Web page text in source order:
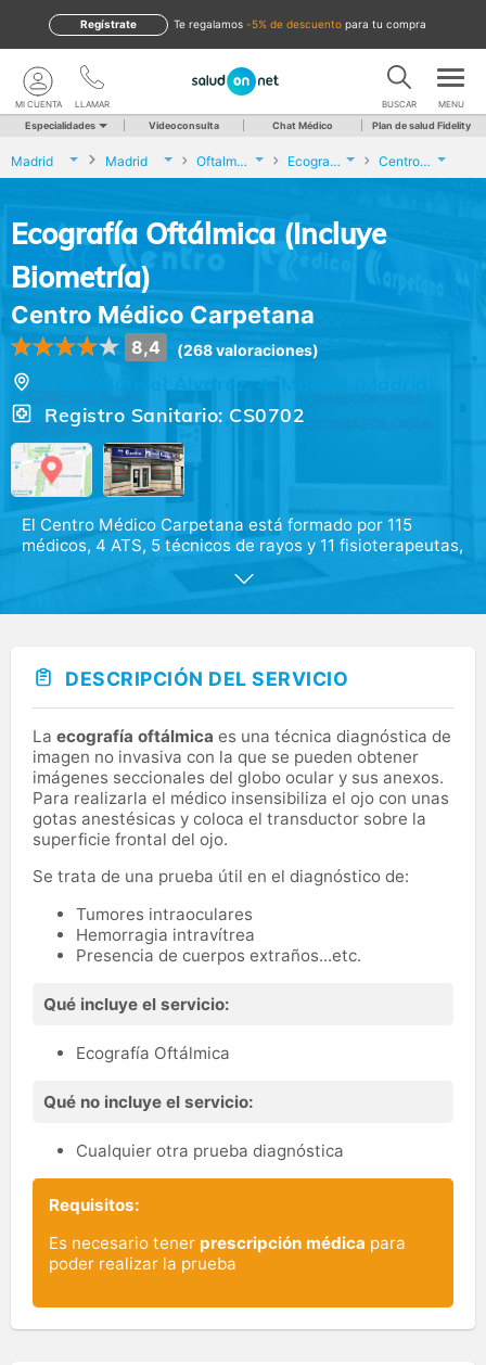
te regalamos -5% de descuento para tu compra
Regístrate
LLAMAR
MI CUENTA BUSCAR MENU
Especialidades Videoconsulta Chat Médico Plan de salud Fidelity
Madrid Madrid Oftalmología Ecografía Oftálmica (Incluye Biometría) Centro Médico Carpetana
Ecografía Oftálmica (Incluye
Biometría)
Centro Médico Carpetana
8,4 (268 valoraciones)
Calle Manuel Álvarez, 4, Madrid (Madrid)
Registro Sanitario: CS0702
El Centro Médico Carpetana está formado por 115
médicos, 4 ATS, 5 técnicos de rayos y 11 fisioterapeutas,
junto con 62 auxiliares, cubren alrededor de treinta
especialidades médicas. Además de contar con
Nuestras instalaciones están equipadas con tecnología
punta en el campo de la medicina.
DESCRIPCIÓN DEL SERVICIO
La ecografía oftálmica es una técnica diagnóstica de
imagen no invasiva con la que se pueden obtener
imágenes seccionales del globo ocular y sus anexos.
Para realizarla el médico insensibiliza el ojo con unas
gotas anestésicas y coloca el transductor sobre la
superficie frontal del ojo.
Se trata de una prueba útil en el diagnóstico de:
Tumores intraoculares
Hemorragia intravítrea
Presencia de cuerpos extraños...etc.
Qué incluye el servicio:
Ecografía Oftálmica
Qué no incluye el servicio:
Cualquier otra prueba diagnóstica
Requisitos:
Es necesario tener prescripción médica para
poder realizar la prueba